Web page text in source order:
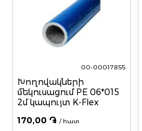
00-00017855
Խողովակների
մեկուսացում PE 06*015
2մ կապույտ K-Flex
170,00 ֏ / հատ